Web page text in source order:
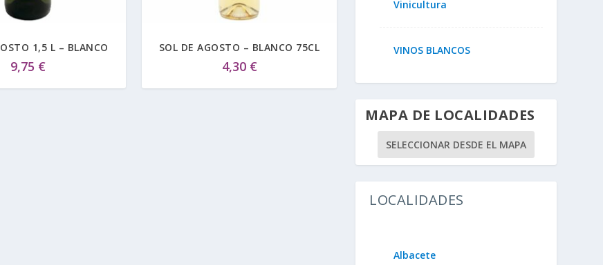
1,5 L – BLANCO
9,75 €
SOL DE AGOSTO – BLANCO 75CL
4,30 €
Vinicultura
VINOS BLANCOS
MAPA DE LOCALIDADES
SELECCIONAR DESDE EL MAPA
LOCALIDADES
Albacete